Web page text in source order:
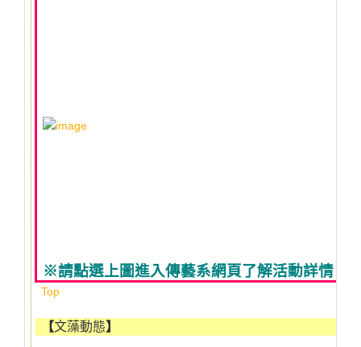
※請點選上圖進入傳藝系網頁了解活動詳情。
Top
【文藻動態】